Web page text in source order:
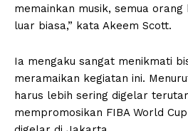
memainkan musik, semua
luar biasa,” kata Akeem Scott.
Ia mengaku sangat menikmati
meramaikan kegiatan ini.
harus lebih sering digelar
mempromosikan FIBA World